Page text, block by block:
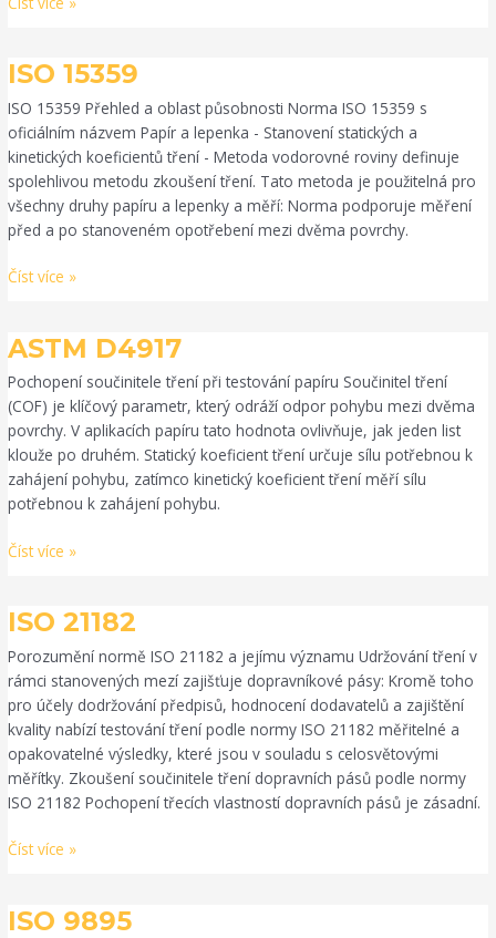
ISO 15359
ISO 15359 Přehled a oblast působnosti Norma ISO 15359 s
oficiálním názvem Papír a lepenka - Stanovení statických a
kinetických koeficientů tření - Metoda vodorovné roviny definuje
spolehlivou metodu zkoušení tření. Tato metoda je použitelná pro
všechny druhy papíru a lepenky a měří: Norma podporuje měření
před a po stanoveném opotřebení mezi dvěma povrchy.
ISO
Číst více »
ASTM D4917
Pochopení součinitele tření při testování papíru Součinitel tření
(COF) je klíčový parametr, který odráží odpor pohybu mezi dvěma
povrchy. V aplikacích papíru tato hodnota ovlivňuje, jak jeden list
klouže po druhém. Statický koeficient tření určuje sílu potřebnou k
zahájení pohybu, zatímco kinetický koeficient tření měří sílu
potřebnou k zahájení pohybu.
ASTM
Číst více »
ISO 21182
Porozumění normě ISO 21182 a jejímu významu Udržování tření v
rámci stanovených mezí zajišťuje dopravníkové pásy: Kromě toho
pro účely dodržování předpisů, hodnocení dodavatelů a zajištění
kvality nabízí testování tření podle normy ISO 21182 měřitelné a
opakovatelné výsledky, které jsou v souladu s celosvětovými
měřítky. Zkoušení součinitele tření dopravních pásů podle normy
ISO 21182 Pochopení třecích vlastností dopravních pásů je zásadní.
ISO
Číst více »
ISO 9895
ISO